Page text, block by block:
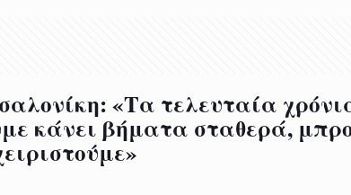
«Τα τελευταία
κάνει βήματα σταθερά,